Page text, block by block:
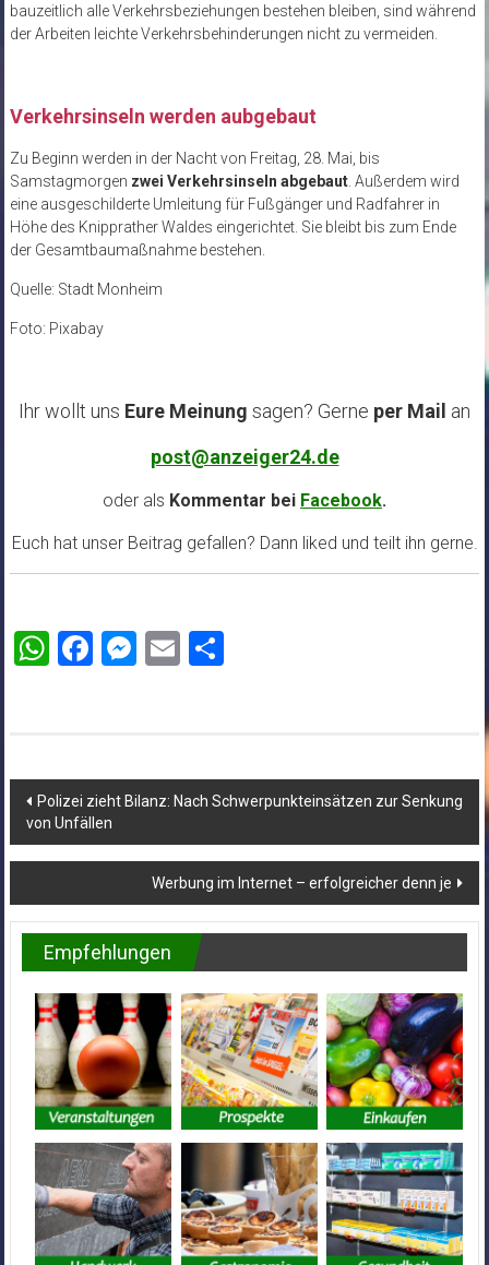
bauzeitlich alle Verkehrsbeziehungen bestehen bleiben, sind während
der Arbeiten leichte Verkehrsbehinderungen nicht zu vermeiden.
Verkehrsinseln werden aubgebaut
Zu Beginn werden in der Nacht von Freitag, 28. Mai, bis
Samstagmorgen zwei Verkehrsinseln abgebaut. Außerdem wird
eine ausgeschilderte Umleitung für Fußgänger und Radfahrer in
Höhe des Knipprather Waldes eingerichtet. Sie bleibt bis zum Ende
der Gesamtbaumaßnahme bestehen.
Quelle: Stadt Monheim
Foto: Pixabay
Ihr wollt uns Eure Meinung sagen? Gerne per Mail an
post@anzeiger24.de
oder als Kommentar bei Facebook.
Euch hat unser Beitrag gefallen? Dann liked und teilt ihn gerne.
WhatsApp
Facebook
Messenger
EmailTeilen
Beitragsnavigation
Polizei zieht Bilanz: Nach Schwerpunkteinsätzen zur Senkung
von Unfällen
Werbung im Internet – erfolgreicher denn je
Empfehlungen